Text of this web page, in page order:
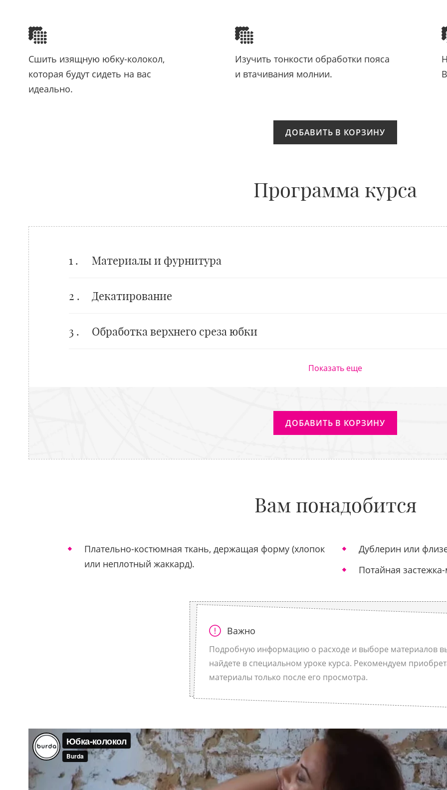
Сшить изящную юбку-колокол,
которая будут сидеть на вас
идеально.
Изучить тонкости обработки пояса
и втачивания молнии.
ДОБАВИТЬ В КОРЗИНУ
Программа курса
1 . Материалы и фурнитура
2 . Декатирование
3 . Обработка верхнего среза юбки
Показать еще
ДОБАВИТЬ В КОРЗИНУ
Вам понадобится
Плательно-костюмная ткань, держащая форму (хлопок
или неплотный жаккард).
Дублерин или
Потайная
Важно
Подробную информацию о расходе и выборе материалов
найдете в специальном уроке курса. Рекомендуем
материалы только после его просмотра.